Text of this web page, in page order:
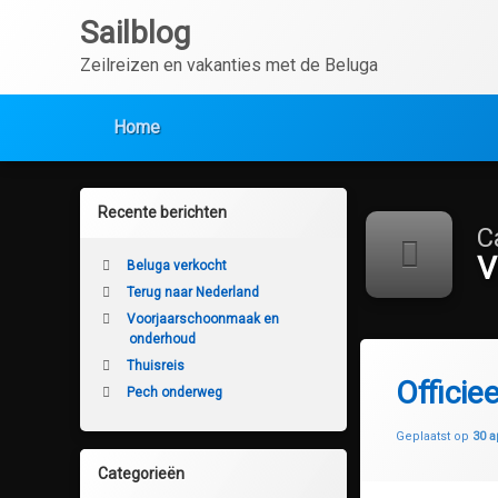
Sailblog
Zeilreizen en vakanties met de Beluga
Home
Geplaatst op 30
Recente berichten
Beluga verkocht
Terug naar Nederland
Voorjaarschoonmaak en
onderhoud
Thuisreis
Pech onderweg
Categorieën